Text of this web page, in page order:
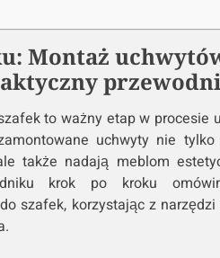
Montaż
to ważny etap w procesie
uchwyty nie
także nadają meblom
krok po kroku
szafek, korzystając z